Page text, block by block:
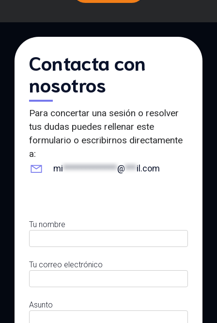
Contacta con
nosotros
Para concertar una sesión o resolver
tus dudas puedes rellenar este
formulario o escribirnos directamente
a:
mi**************@***il.com
Tu nombre
Tu correo electrónico
Asunto